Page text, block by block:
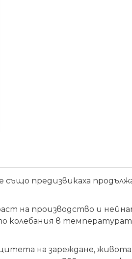
предизвикаха
на производство и
колебания в
на зареждане,